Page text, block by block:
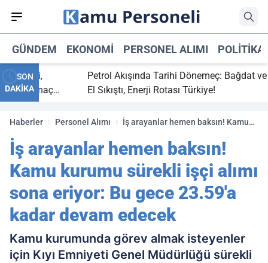
GÜNDEM EKONOMI PERSONEL ALIMI POLITIKA
SON
DAKİKA
bitti,
maç
Petrol Akışında Tarihi Dönemeç: Bağdat ve Erbil
El Sıkıştı, Enerji Rotası Türkiye!
Haberler Personel Alımı
İş arayanlar hemen baksın! Kamu
eriyor: Bu gece 23.59'a kadar
devam edecek
İş arayanlar hemen baksın!
Kamu kurumu sürekli işçi alımı
sona eriyor: Bu gece 23.59'a
kadar devam edecek
Kamu kurumunda görev almak isteyenler
için Kıyı Emniyeti Genel Müdürlüğü sürekli